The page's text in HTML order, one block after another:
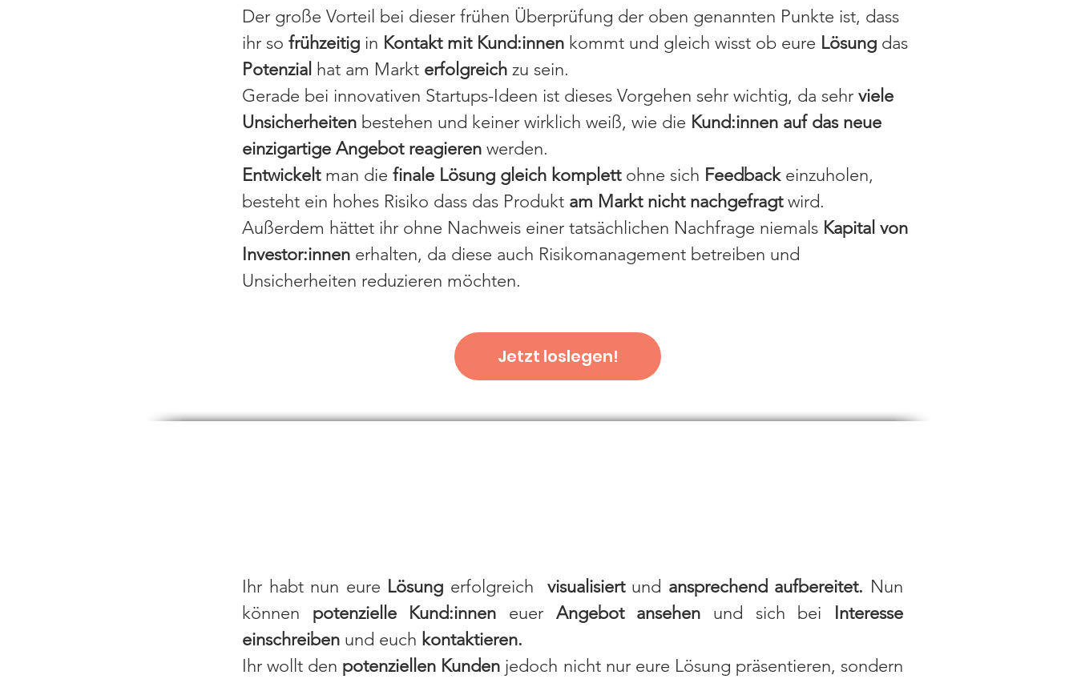
Der große Vorteil bei dieser frühen Überprüfung der oben genannten Punkte ist, dass
ihr so frühzeitig in Kontakt mit Kund:innen kommt und gleich wisst ob eure Lösung das
Potenzial hat am Markt erfolgreich zu sein.
Gerade bei innovativen Startups-Ideen ist dieses Vorgehen sehr wichtig, da sehr viele
Unsicherheiten bestehen und keiner wirklich weiß, wie die Kund:innen auf das neue
einzigartige Angebot reagieren werden.
Entwickeltman die finale Lösung gleich komplettohne sich Feedbackeinzuholen,
besteht ein hohes Risiko dass das Produkt am Markt nicht nachgefragtwird.
Außerdem hättet ihr ohne Nachweis einer tatsächlichen Nachfrage niemals Kapital von
Investor:innen erhalten, da diese auch Risikomanagement betreiben und
Unsicherheiten reduzieren möchten.
Jetzt loslegen!
Ihr habt nun eure Lösung erfolgreich visualisiert und ansprechend aufbereitet. Nun
können potenzielle Kund:innen euer Angebot ansehen und sich bei Interesse
einschreiben und euch kontaktieren.
Ihr wollt den potenziellen Kunden jedoch nicht nur eure Lösung präsentieren, sondern